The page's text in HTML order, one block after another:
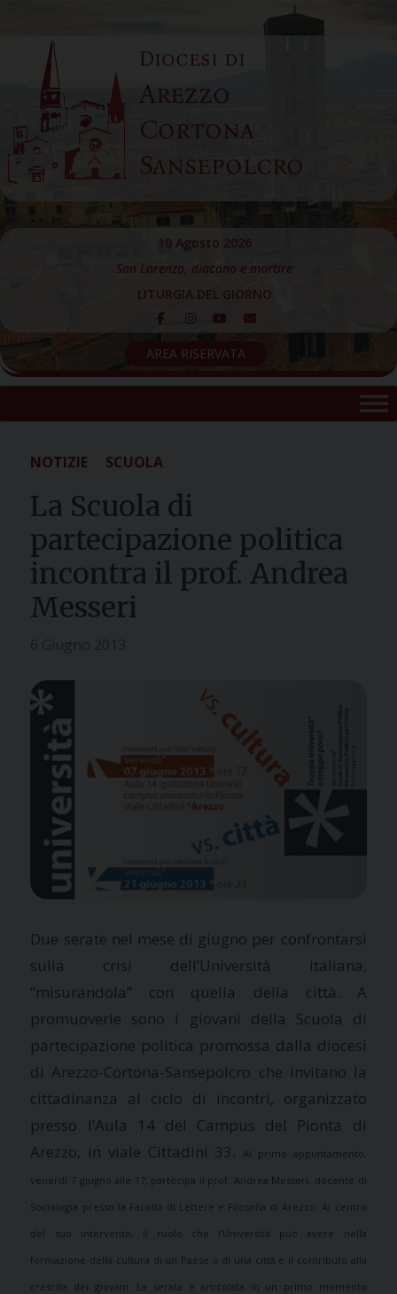
content
Diocesi di
Arezzo
Cortona
Sansepolcro
10 Agosto 2026
San Lorenzo, diacono e martire
LITURGIA DEL GIORNO
AREA RISERVATA
NOTIZIE SCUOLA
La Scuola di
partecipazione politica
incontra il prof. Andrea
Messeri
Due serate nel mese di giugno per confrontarsi
sulla crisi dell’Università italiana,
“misurandola” con quella della città. A
promuoverle sono i giovani della Scuola di
partecipazione politica promossa dalla diocesi
di Arezzo-Cortona-Sansepolcro che invitano la
cittadinanza al ciclo di incontri, organizzato
presso l’Aula 14 del Campus del Pionta di
Arezzo, in viale Cittadini 33.
Al primo appuntamento,
venerdì 7 giugno alle 17, partecipa il prof. Andrea Messeri, docente di
Sociologia presso la Facoltà di Lettere e Filosofia di Arezzo. Al centro
del suo intervento, il ruolo che l’Università può avere nella
formazione della cultura di un Paese o di una città e il contributo alla
crescita dei giovani. La serata è articolata in un primo momento